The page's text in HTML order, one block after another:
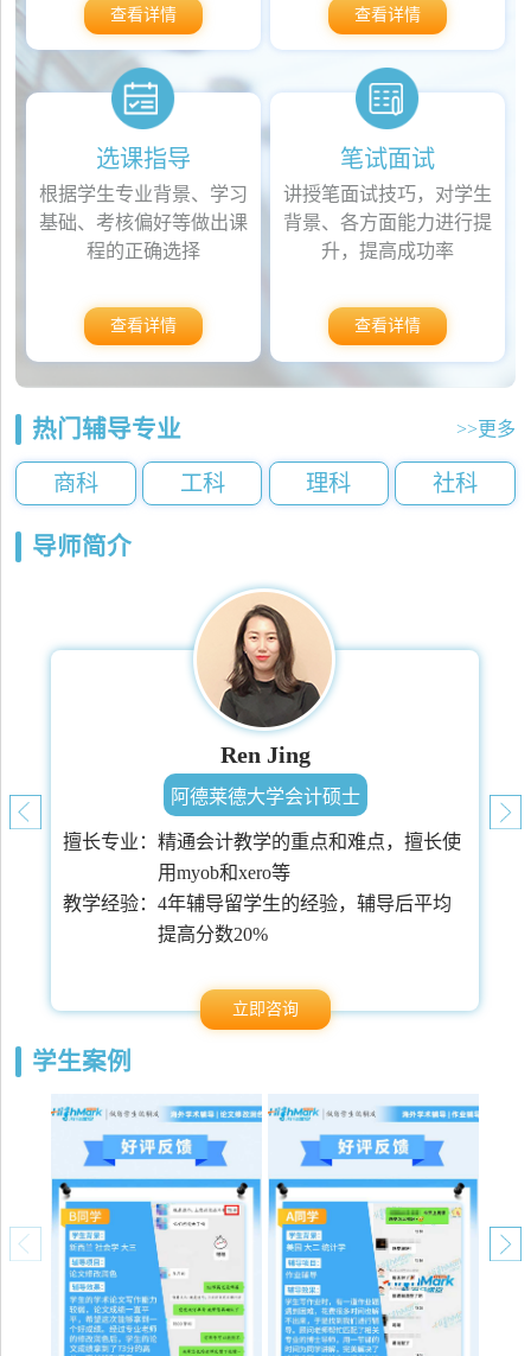
查看详情 查看详情
选课指导
根据学生专业背景、学习
基础、考核偏好等做出课
程的正确选择
查看详情
笔试面试
讲授笔面试技巧，对学生
背景、各方面能力进行提
升，提高成功率
查看详情
热门辅导专业 >>更多
商科 工科 理科 社科
导师简介
Ren Jing
阿德莱德大学会计硕士
擅长专业：精通会计教学的重点和难点，擅长使
用myob和xero等
教学经验：4年辅导留学生的经验，辅导后平均
提高分数20%
立即咨询
学生案例